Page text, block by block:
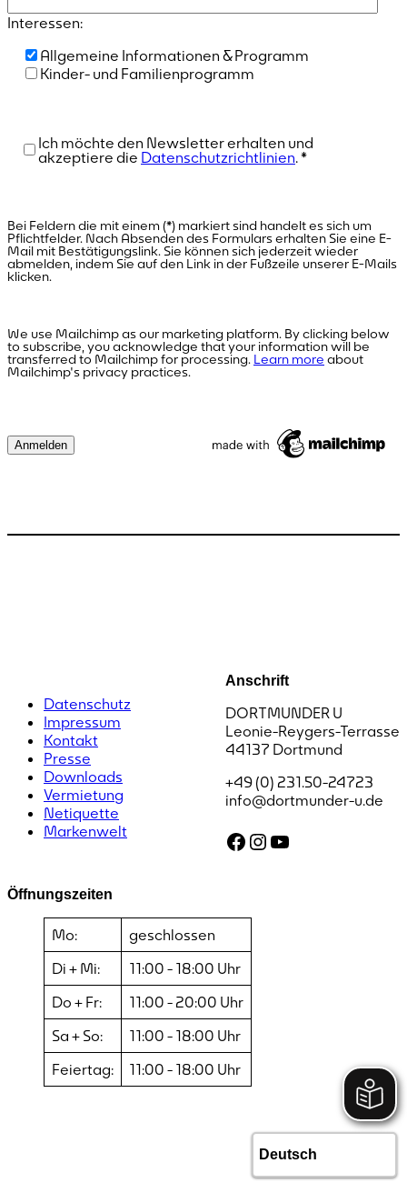
Interessen:
Allgemeine Informationen & Programm
Kinder- und Familienprogramm
Ich möchte den Newsletter erhalten und
akzeptiere die Datenschutzrichtlinien.*
Bei Feldern die mit einem (*) markiert sind handelt es sich um
Pflichtfelder. Nach Absenden des Formulars erhalten Sie eine E-
Mail mit Bestätigungslink. Sie können sich jederzeit wieder
abmelden, indem Sie auf den Link in der Fußzeile unserer E-Mails
klicken.
We use Mailchimp as our marketing platform. By clicking below
to subscribe, you acknowledge that your information will be
transferred to Mailchimp for processing. Learn more about
Mailchimp's privacy practices.
Datenschutz
Impressum
Kontakt
Presse
Downloads
Vermietung
Netiquette
Markenwelt
Anschrift
DORTMUNDER U
Leonie-Reygers-Terrasse
44137 Dortmund
+49 (0) 231.50-24723
info@dortmunder-u.de
Facebook
Instagram
YouTube
Öffnungszeiten
Mo:
geschlossen
Di + Mi:
11:00 - 18:00 Uhr
Do + Fr:
11:00 - 20:00 Uhr
Sa + So:
11:00 - 18:00 Uhr
Feiertag:
11:00 - 18:00 Uhr